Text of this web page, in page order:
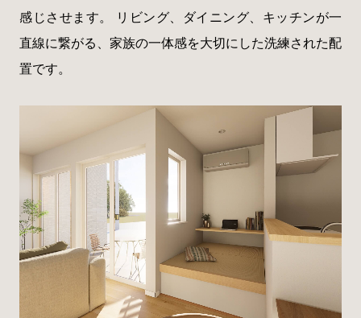
感じさせます。 リビング、ダイニング、キッチンが一
直線に繋がる、家族の一体感を大切にした洗練された配
置です。